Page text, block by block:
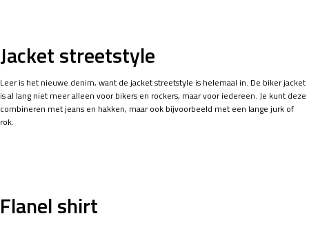
Jacket streetstyle
Leer is het nieuwe denim, want de jacket streetstyle is helemaal in. De biker jacket
is al lang niet meer alleen voor bikers en rockers, maar voor iedereen. Je kunt deze
combineren met jeans en hakken, maar ook bijvoorbeeld met een lange jurk of
rok.
Flanel shirt